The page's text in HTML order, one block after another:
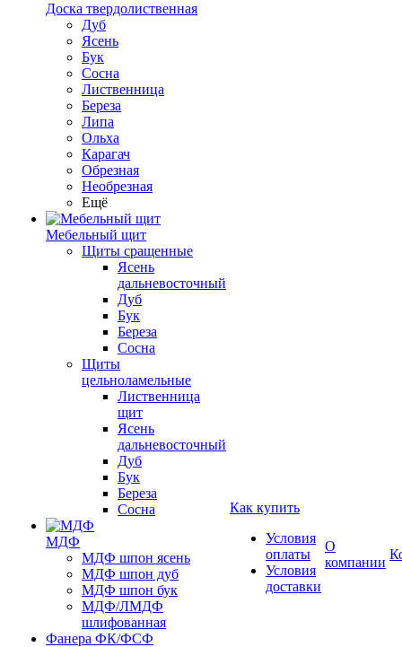
Доска твердолиственная
Дуб
Ясень
Бук
Сосна
Лиственница
Береза
Липа
Ольха
Карагач
Обрезная
Необрезная
Ещё
Мебельный щит
Щиты сращенные
Ясень
дальневосточный
Дуб
Бук
Береза
Сосна
Щиты
цельноламельные
Лиственница
щит
Ясень
дальневосточный
Дуб
Бук
Береза
Сосна
МДФ
МДФ шпон ясень
МДФ шпон дуб
МДФ шпон бук
МДФ/ЛМДФ
шлифованная
Фанера ФК/ФСФ
Как купить
Условия
оплаты
Условия
доставки
О
компании